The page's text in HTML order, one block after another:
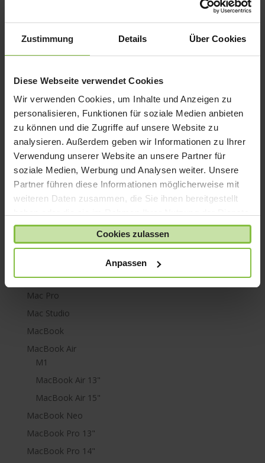
Zustimmung Details Über Cookies
Diese Webseite verwendet Cookies
Wir verwenden Cookies, um Inhalte und Anzeigen zu
personalisieren, Funktionen für soziale Medien anbieten
zu können und die Zugriffe auf unsere Website zu
analysieren. Außerdem geben wir Informationen zu Ihrer
Verwendung unserer Website an unsere Partner für
soziale Medien, Werbung und Analysen weiter. Unsere
Partner führen diese Informationen möglicherweise mit
weiteren Daten zusammen, die Sie ihnen bereitgestellt
gesammelt haben.
Cookies zulassen
Anpassen
iPhone 7
iPhone 8
iPhone SE
iPhone X
iPod nano
iPod shuffle
iPod touch
Kopfhörer
LaCie Rugged
Mac mini
Mac Pro
Mac Studio
MacBook
MacBook Air
M1
MacBook Air 13"
MacBook Air 15"
MacBook Neo
MacBook Pro 13"
MacBook Pro 14"